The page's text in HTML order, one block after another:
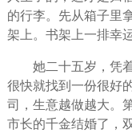
的行李。先从箱子里
架上。书架上一排幸
她二十五岁，凭
很快就找到一份很好
司，生意越做越大。
市长的千金结婚了，